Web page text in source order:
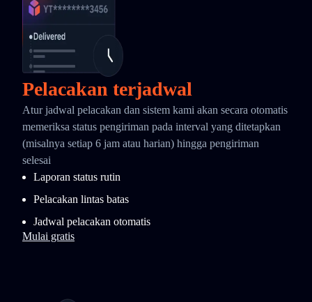
Pelacakan terjadwal
Atur jadwal pelacakan dan sistem kami akan secara otomatis
memeriksa status pengiriman pada interval yang ditetapkan
(misalnya setiap 6 jam atau harian) hingga pengiriman
selesai
Laporan status rutin
Pelacakan lintas batas
Jadwal pelacakan otomatis
Mulai gratis